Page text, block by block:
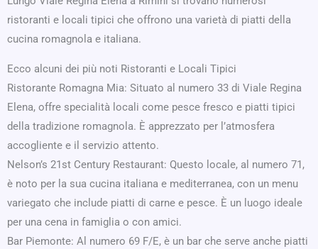
ristoranti e locali tipici che offrono una varietà di piatti della
cucina romagnola e italiana.
Ecco alcuni dei più noti Ristoranti e Locali Tipici
Ristorante Romagna Mia: Situato al numero 33 di Viale Regina
Elena, offre specialità locali come pesce fresco e piatti tipici
della tradizione romagnola. È apprezzato per l’atmosfera
accogliente e il servizio attento.
Nelson’s 21st Century Restaurant: Questo locale, al numero 71,
è noto per la sua cucina italiana e mediterranea, con un menu
variegato che include piatti di carne e pesce. È un luogo ideale
per una cena in famiglia o con amici.
Bar Piemonte: Al numero 69 F/E, è un bar che serve anche piatti